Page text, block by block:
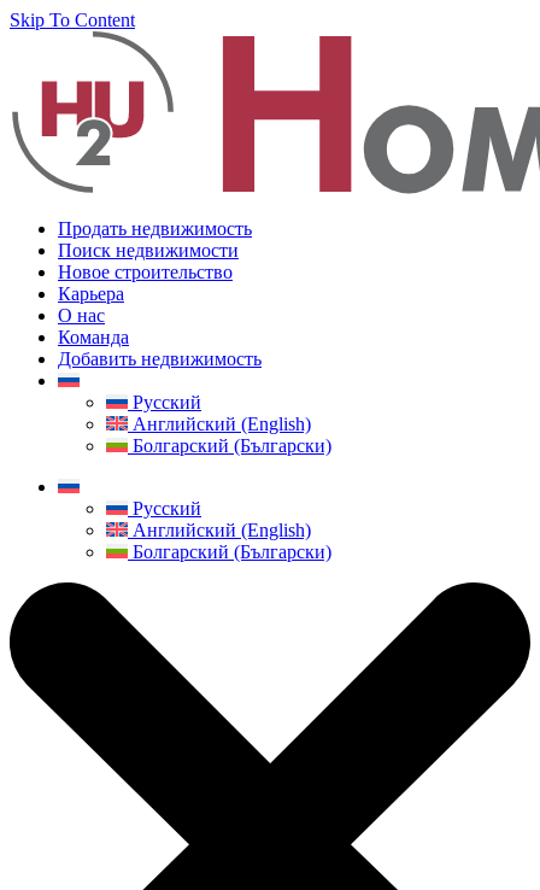
Skip To Content
Продать недвижимость
Поиск недвижимости
Новое строительство
Карьера
О нас
Команда
Добавить недвижимость
Русский
Английский (English)
Болгарский (Български)
Русский
Английский (English)
Болгарский (Български)